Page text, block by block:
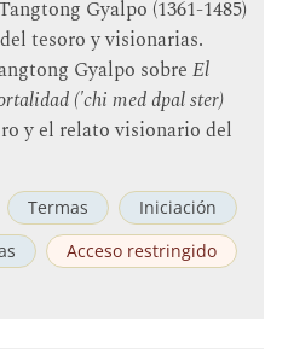
Gyalpo (1361-1485)
tesoro y visionarias.
Gyalpo sobre El
('chi med dpal ster)
y el relato visionario del
Termas
Iniciación
Acceso restringido